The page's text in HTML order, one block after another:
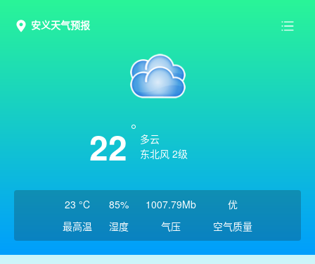
安义天气预报
22
多云
东北风 2级
23 °C
最高温
85%
湿度
1007.79Mb
气压
优
空气质量